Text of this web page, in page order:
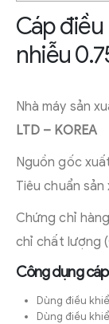
Cáp
nhiễu
Nhà máy sản
LTD – KOREA
Nguồn gốc
Tiêu chuẩn sản
Chứng chỉ
chỉ chất lượng (
Công dụng
Dùng điều
Dùng điều